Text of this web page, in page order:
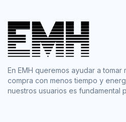
En EMH queremos ayudar a
compra con menos tiempo y
nuestros usuarios es fundamental